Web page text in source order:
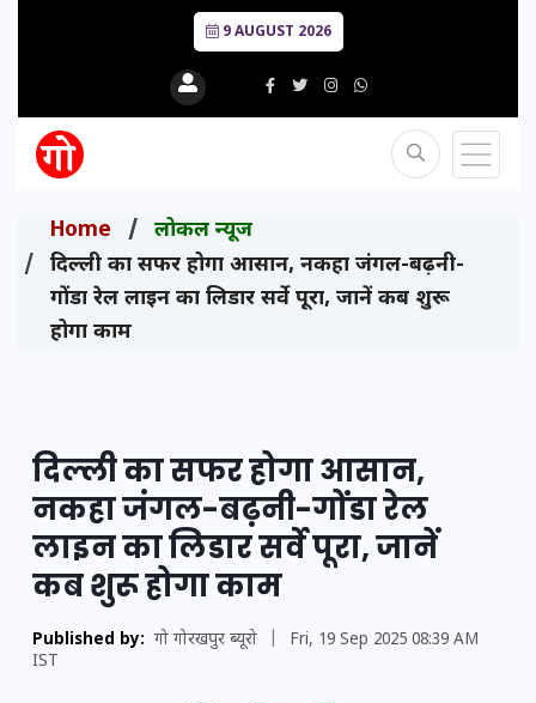
9 AUGUST 2026
Home
लोकल न्यूज
दिल्ली का सफर होगा आसान, नकहा जंगल-बढ़नी-
गोंडा रेल लाइन का लिडार सर्वे पूरा, जानें कब शुरू
होगा काम
दिल्ली का सफर होगा आसान,
नकहा जंगल-बढ़नी-गोंडा रेल
लाइन का लिडार सर्वे पूरा, जानें
कब शुरू होगा काम
Published by: गो गोरखपुर ब्यूरो
Fri, 19 Sep 2025 08:39 AM
IST